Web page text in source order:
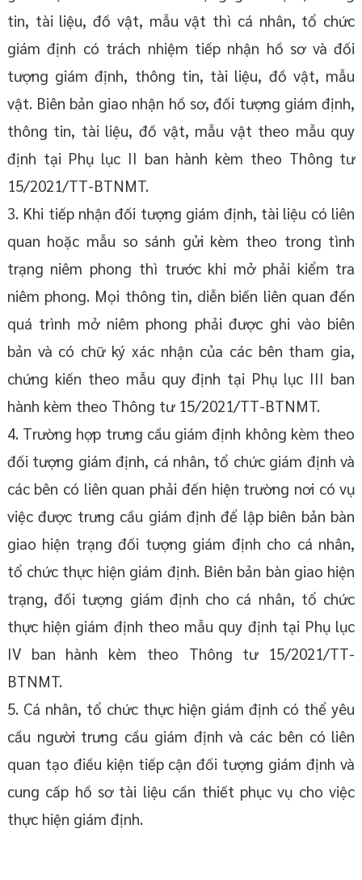
tin, tài liệu, đồ vật, mẫu vật thì cá nhân, tổ chức
giám định có trách nhiệm tiếp nhận hồ sơ và đối
tượng giám định, thông tin, tài liệu, đồ vật, mẫu
vật. Biên bản giao nhận hồ sơ, đối tượng giám định,
thông tin, tài liệu, đồ vật, mẫu vật theo mẫu quy
định tại Phụ lục II ban hành kèm theo Thông tư
15/2021/TT-BTNMT.
3. Khi tiếp nhận đối tượng giám định, tài liệu có liên
quan hoặc mẫu so sánh gửi kèm theo trong tình
trạng niêm phong thì trước khi mở phải kiểm tra
niêm phong. Mọi thông tin, diễn biến liên quan đến
quá trình mở niêm phong phải được ghi vào biên
bản và có chữ ký xác nhận của các bên tham gia,
chứng kiến theo mẫu quy định tại Phụ lục III ban
hành kèm theo Thông tư 15/2021/TT-BTNMT.
4. Trường hợp trưng cầu giám định không kèm theo
đối tượng giám định, cá nhân, tổ chức giám định và
các bên có liên quan phải đến hiện trường nơi có vụ
việc được trưng cầu giám định để lập biên bản bàn
giao hiện trạng đối tượng giám định cho cá nhân,
tổ chức thực hiện giám định. Biên bản bàn giao hiện
trạng, đối tượng giám định cho cá nhân, tổ chức
thực hiện giám định theo mẫu quy định tại Phụ lục
IV ban hành kèm theo Thông tư 15/2021/TT-
BTNMT.
5. Cá nhân, tổ chức thực hiện giám định có thể yêu
cầu người trưng cầu giám định và các bên có liên
quan tạo điều kiện tiếp cận đối tượng giám định và
cung cấp hồ sơ tài liệu cần thiết phục vụ cho việc
thực hiện giám định.